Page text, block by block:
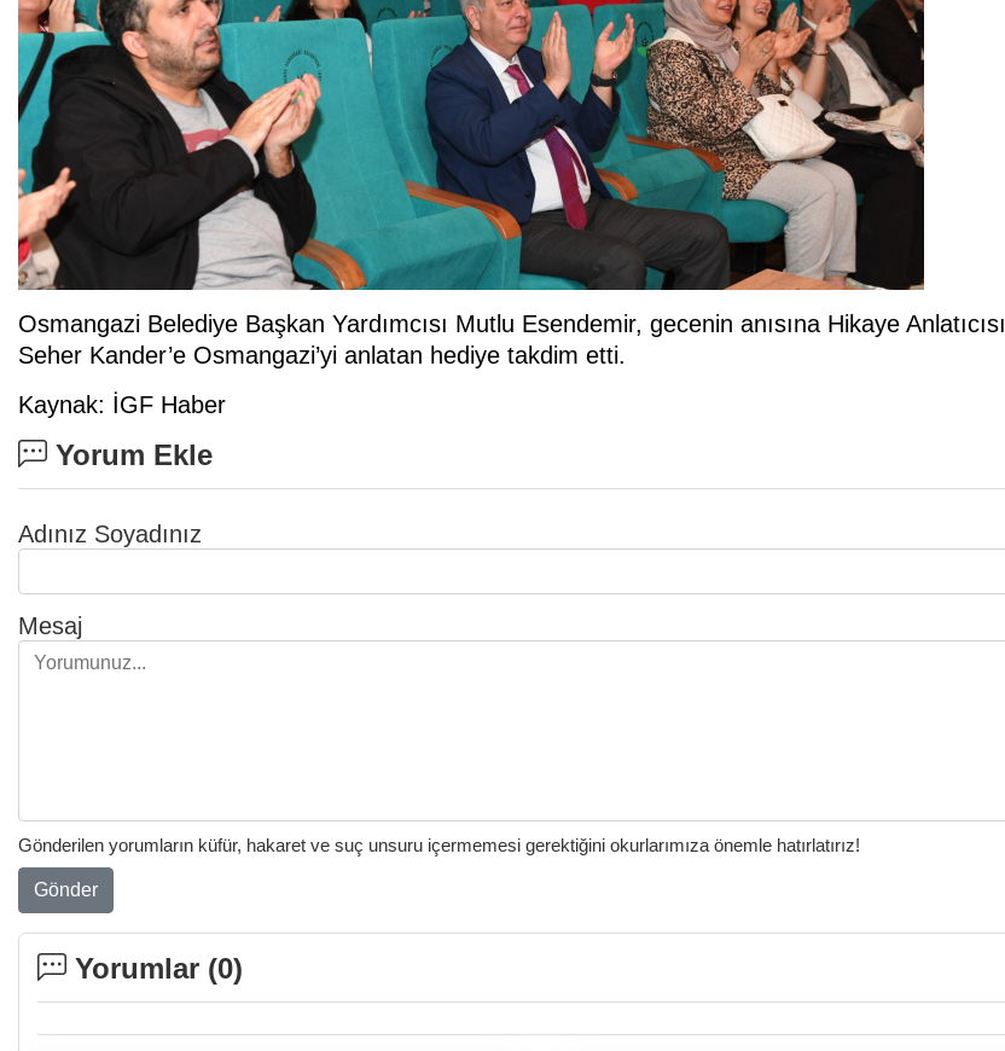
Osmangazi Belediye Başkan Yardımcısı Mutlu Esendemir, gecenin anısına Hikaye Anlatıcısı
Seher Kander’e Osmangazi’yi anlatan hediye takdim etti.
Kaynak: İGF Haber
Yorum Ekle
Adınız Soyadınız
Mesaj
Gönderilen yorumların küfür, hakaret ve suç unsuru içermemesi gerektiğini okurlarımıza önemle hatırlatırız!
Gönder
Yorumlar (0)